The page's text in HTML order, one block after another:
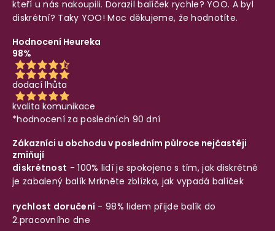
kteří u nás nakoupili. Dorazil balíček rychle? YOO. A byl
diskrétní? Taky YOO! Moc děkujeme, že hodnotíte.
Hodnocení Heureka
98%
dodací lhůta
kvalita komunikace
*hodnocení za posledních 90 dní
Zákazníci u obchodu v posledním půlroce nejčastěji
zmiňují
diskrétnost - 100% lidí je spokojeno s tím, jak diskrétně
je zabalený balíkMrkněte zblízka, jak vypadá balíček
rychlost doručení - 98% lidem přijde balík do
2.pracovního dne